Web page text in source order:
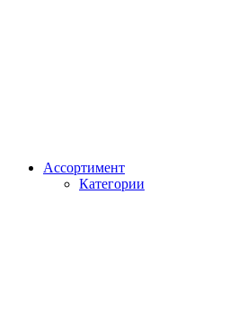
Ассортимент
Категории